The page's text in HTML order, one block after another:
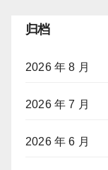
归档
2026 年 8 月
2026 年 7 月
2026 年 6 月